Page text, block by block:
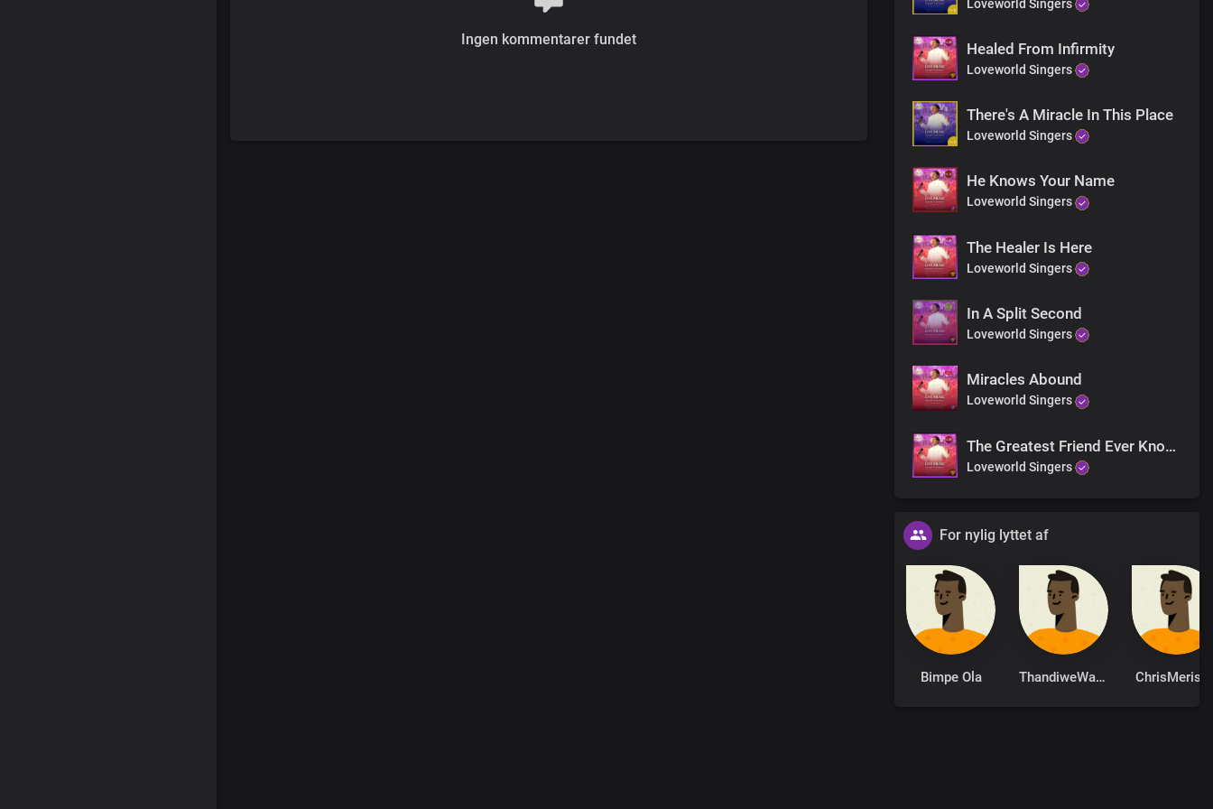
Ingen kommentarer fundet
Loveworld Singers
Healed From Infirmity
Loveworld Singers
There's A Miracle In This Place
Loveworld Singers
He Knows Your Name
Loveworld Singers
The Healer Is Here
Loveworld Singers
In A Split Second
Loveworld Singers
Miracles Abound
Loveworld Singers
The Greatest Friend Ever Known
Loveworld Singers
For nylig lyttet af
Bimpe Ola ThandiweWaamity